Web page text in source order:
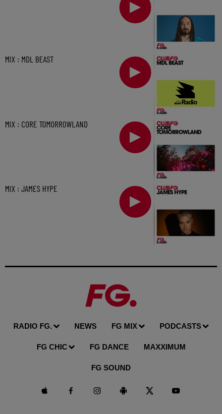
MIX : MDL BEAST
MIX : CORE TOMORROWLAND
MIX : JAMES HYPE
RADIO FG. NEWS FG MIX PODCASTS
FG CHIC FG DANCE MAXXIMUM
FG SOUND